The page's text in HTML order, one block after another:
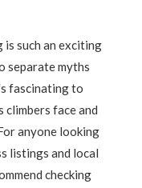
such an exciting
separate myths
fascinating to
climbers face and
anyone looking
listings and local
checking